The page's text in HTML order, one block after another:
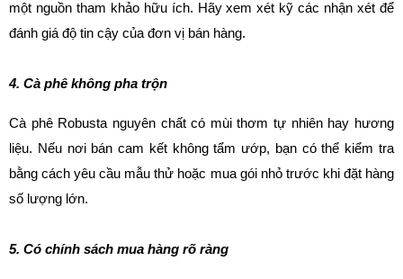
một nguồn tham khảo hữu ích. Hãy xem xét kỹ các nhận xét để
đánh giá độ tin cậy của đơn vị bán hàng.
4. Cà phê không pha trộn
Cà phê Robusta nguyên chất có mùi thơm tự nhiên hay hương
liệu. Nếu nơi bán cam kết không tẩm ướp, bạn có thể kiểm tra
bằng cách yêu cầu mẫu thử hoặc mua gói nhỏ trước khi đặt hàng
số lượng lớn.
5. Có chính sách mua hàng rõ ràng